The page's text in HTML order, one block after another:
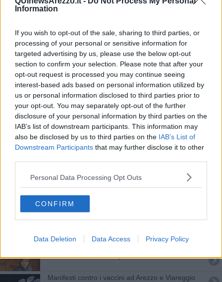
Information
If you wish to opt-out of the sale, sharing to third parties, or
processing of your personal or sensitive information for
targeted advertising by us, please use the below opt-out
section to confirm your selection. Please note that after your
opt-out request is processed you may continue seeing
interest-based ads based on personal information utilized by
us or personal information disclosed to third parties prior to
your opt-out. You may separately opt-out of the further
disclosure of your personal information by third parties on the
IAB’s list of downstream participants. This information may
also be disclosed by us to third parties on the IAB’s List of
Downstream Participants that may further disclose it to other
Personal Data Processing Opt Outs
CONFIRM
Data Deletion Data Access Privacy Policy
Attacco no vax, il mondo civile si ribella
Attacco no vax alla pagina Facebook del sindaco
Scritte no vax, ferma condanna della Regione
Panchina della legalità contro le scritte no vax
Minacce dei no-vax al vicesindaco Lucia Tanti
Ancora minacce e attacchi no vax al vicesindaco
Arezzo ci mette la faccia e firma "vacciniamoci"
Attacco no vax al camper vaccinale a scuola
Attacco no vax alla pagina facebook del Comune
Tanti: “Comuni da sempre in trincea"
Manifesti contro i vaccini ad Arezzo e Viareggio